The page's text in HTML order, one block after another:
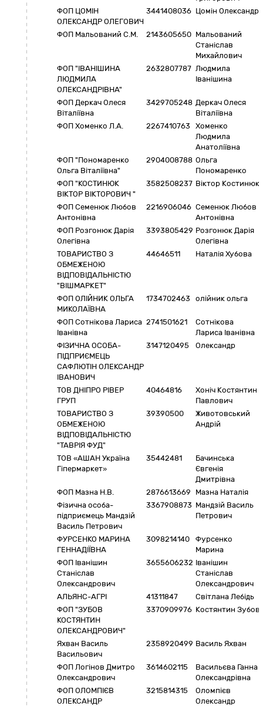
ФОП ЦОМІН
ОЛЕКСАНДР ОЛЕГОВИЧ
3441408036 Цомін Олександр
ФОП Мальований С.М. 2143605650 Мальований
Станіслав
Михайлович
ФОП "ІВАНІШИНА
ЛЮДМИЛА
ОЛЕКСАНДРІВНА"
2632807787 Людмила
Іванішина
ФОП Деркач Олеся
Віталіївна
3429705248 Деркач Олеся
Віталіївна
ФОП Хоменко Л.А.
2267410763 Хоменко
Людмила
Анатоліївна
ФОП "Пономаренко
Ольга Віталіївна"
2904008788 Ольга
Пономаренко
ФОП "КОСТИНЮК
ВІКТОР ВІКТОРОВИЧ "
3582508237 Віктор Костинюк
ФОП Семенюк Любов
Антонівна
2216906046 Семенюк Любов
Антонівна
ФОП Розгонюк Дарія
Олегівна
3393805429 Розгонюк Дарія
Олегівна
ТОВАРИСТВО З
ОБМЕЖЕНОЮ
ВІДПОВІДАЛЬНІСТЮ
"ВІШМАРКЕТ"
44646511 Наталія Хубова
ФОП ОЛІЙНИК ОЛЬГА
МИКОЛАЇВНА
1734702463 олійник ольга
ФОП Сотнікова Лариса
Іванівна
2741501621
Сотнікова
Лариса Іванівна
ФІЗИЧНА ОСОБА-
ПІДПРИЄМЕЦЬ
САФЛЮТІН ОЛЕКСАНДР
ІВАНОВИЧ
3147120495 Олександр
ТОВ ДНІПРО РІВЕР
ГРУП
40464816
Хоніч Костянтин
Павлович
ТОВАРИСТВО З
ОБМЕЖЕНОЮ
ВІДПОВІДАЛЬНІСТЮ
"ТАВРІЯ ФУД"
39390500
Животовський
Андрій
ТОВ «АШАН Україна
Гіпермаркет»
35442481
Бачинська
Євгенія
Дмитрівна
ФОП Мазна Н.В.
2876613669
Мазна Наталія
Фізична особа-
підприємець Мандзій
Василь Петрович
3367908873 Мандзій Василь
Петрович
ФУРСЕНКО МАРИНА
ГЕННАДІЇВНА
3098214140
Фурсенко
Марина
ФОП Іванішин
Станіслав
Олександрович
3655606232 Іванішин
Станіслав
Олександрович
АЛЬЯНС-АГРІ
41311847
Світлана Лебідь
ФОП "ЗУБОВ
КОСТЯНТИН
ОЛЕКСАНДРОВИЧ"
3370909976 Костянтин Зубов
Яхван Василь
Васильович
2358920499 Василь Яхван
ФОП Логінов Дмитро
Олександрович
3614602115
Васильєва Ганна
Олександрівна
ФОП ОЛОМПІЄВ
ОЛЕКСАНДР
3215814315
Оломпієв
Олександр